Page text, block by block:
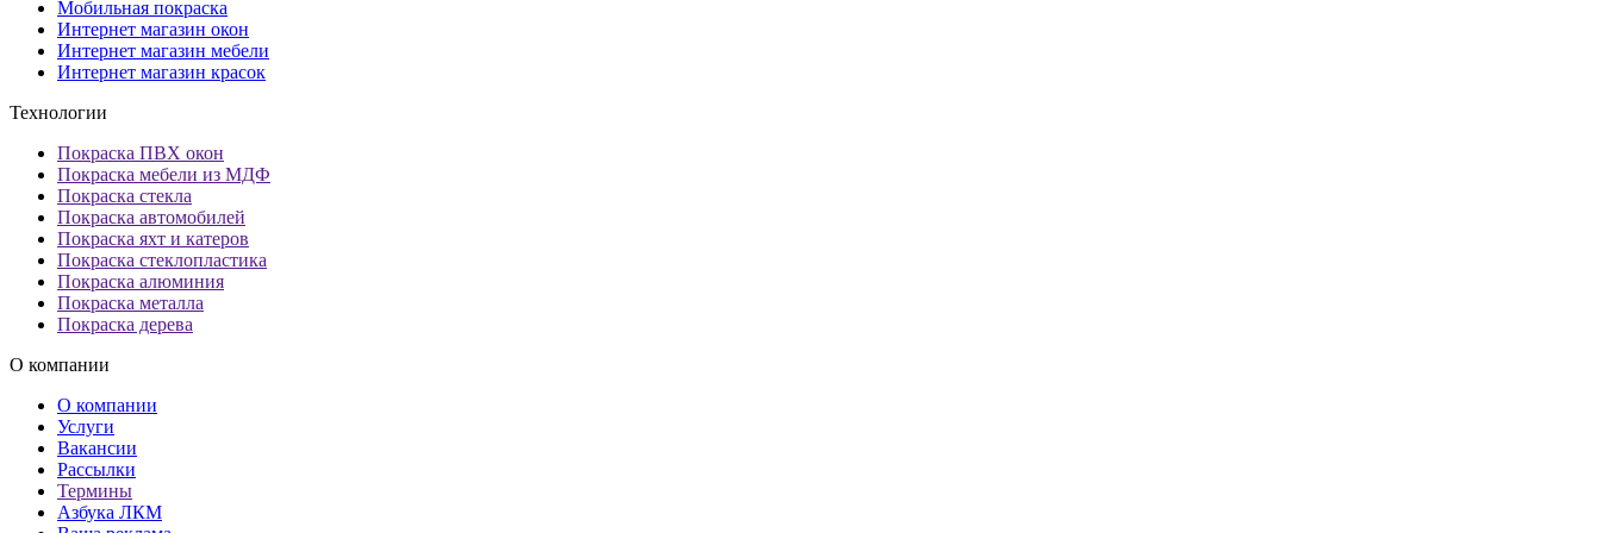
Мобильная покраска
Интернет магазин окон
Интернет магазин мебели
Интернет магазин красок
Технологии
Покраска ПВХ окон
Покраска мебели из МДФ
Покраска стекла
Покраска автомобилей
Покраска яхт и катеров
Покраска стеклопластика
Покраска алюминия
Покраска металла
Покраска дерева
О компании
О компании
Услуги
Вакансии
Рассылки
Термины
Азбука ЛКМ